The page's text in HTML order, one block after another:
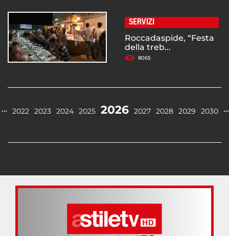
SERVIZI
Roccadaspide, “Festa
della treb...
8065
… 2022 2023 2024 2025 2026 2027 2028 2029 2030 …